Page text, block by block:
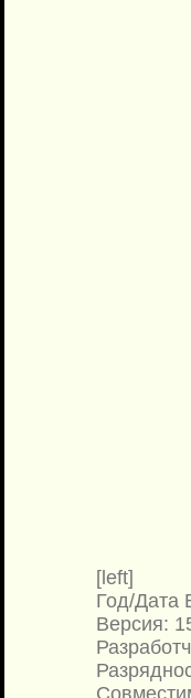
[left]
Год/Дата
Версия: